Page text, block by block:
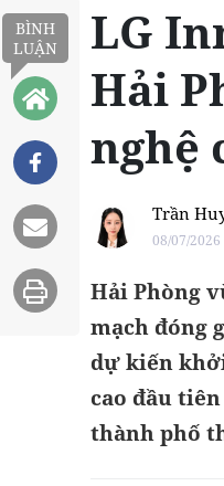
BÌNH
LUẬN
LG
Hải
nghệ
Trần
08/07/2026
Hải Phòng
mạch đóng
dự kiến
cao đầu
thành phố